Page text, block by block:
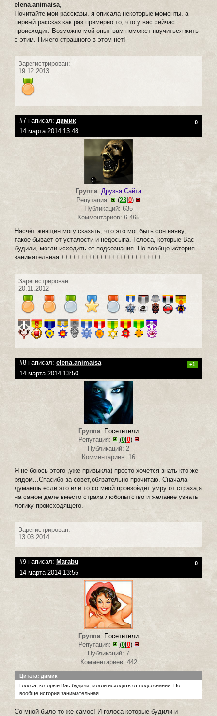
elena.animaisa
Почитайте мои рассказы, я описала некоторые моменты, а
первый рассказ как раз примерно то, что у вас сейчас
происходит. Возможно мой опыт вам поможет научиться жить
с этим. Ничего страшного в этом нет!
Зарегистрирован:
19.12.2013
#7 написал: димик 0
14 марта 2014 13:48
Группа: Друзья Сайта
Репутация:
(23 0)
Публикаций: 635
Комментариев: 6 465
Насчёт женщин могу сказать, что это мог быть сон наяву,
такое бывает от усталости и недосыпа. Голоса, которые Вас
будили, могли исходить от подсознания. Но вообще история
занимательная ++++++++++++++++++++++++++
Зарегистрирован:
20.11.2012
#8 написал: elena.animaisa +1
14 марта 2014 13:50
Группа: Посетители
Репутация:
(0| 0)
Публикаций: 2
Комментариев: 16
Я не боюсь этого ,уже привыкла) просто хочется знать кто же
рядом...Спасибо за совет,обязательно прочитаю. Сначала
думаешь если это или то со мной произойдёт умру от страха,а
на самом деле вместо страха любопытство и желание узнать
логику происходящего.
Зарегистрирован:
13.03.2014
#9 написал: Marabu 0
14 марта 2014 13:55
Группа: Посетители
Репутация:
(0| 0)
Публикаций: 7
Комментариев: 442
Цитата: димик
Голоса, которые Вас будили, могли исходить от подсознания. Но
вообще история занимательная
Со мной было то же самое! И голоса которые будили и